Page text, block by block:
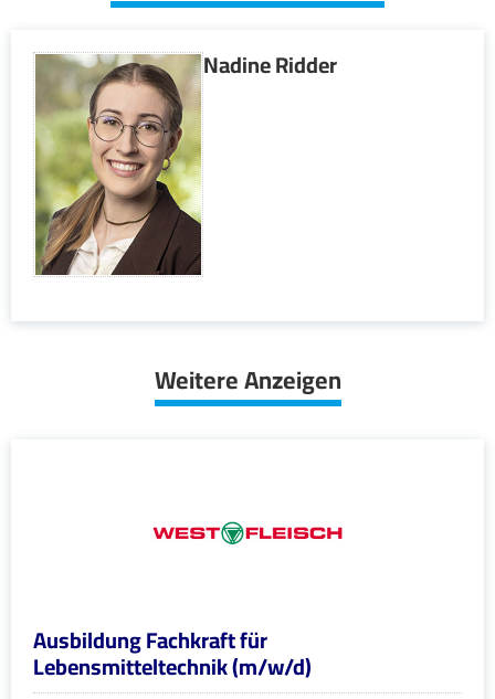
Nadine Ridder
Weitere Anzeigen
Ausbildung Fachkraft für
Lebensmitteltechnik (m/w/d)